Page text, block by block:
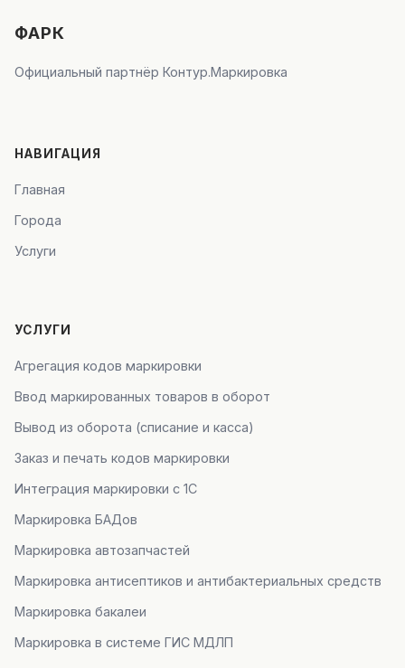
ФАРК
Официальный партнёр Контур.Маркировка
НАВИГАЦИЯ
Главная
Города
Услуги
УСЛУГИ
Агрегация кодов маркировки
Ввод маркированных товаров в оборот
Вывод из оборота (списание и касса)
Заказ и печать кодов маркировки
Интеграция маркировки с 1С
Маркировка БАДов
Маркировка автозапчастей
Маркировка антисептиков и антибактериальных средств
Маркировка бакалеи
Маркировка в системе ГИС МДЛП